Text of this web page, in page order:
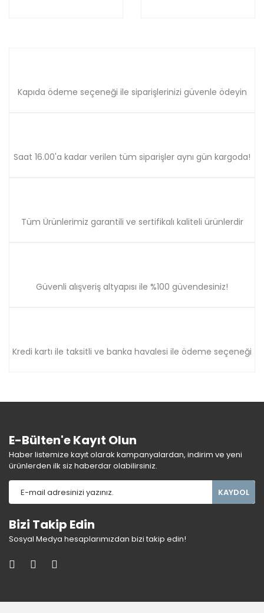
Kapıda ödeme seçeneği ile siparişlerinizi güvenle ödeyin
Saat 16.00'a kadar verilen tüm siparişler aynı gün kargoda!
Tüm Ürünlerimiz garantili ve sertifikalı kaliteli ürünlerdir
Güvenli alışveriş altyapısı ile %100 güvendesiniz!
Kredi kartı ile taksitli ve banka havalesi ile ödeme seçeneği
E-Bülten'e Kayıt Olun
Haber listemize kayıt olarak kampanyalardan, indirim ve yeni
ürünlerden ilk siz haberdar olabilirsiniz.
KAYDOL
Bizi Takip Edin
Sosyal Medya hesaplarımızdan bizi takip edin!